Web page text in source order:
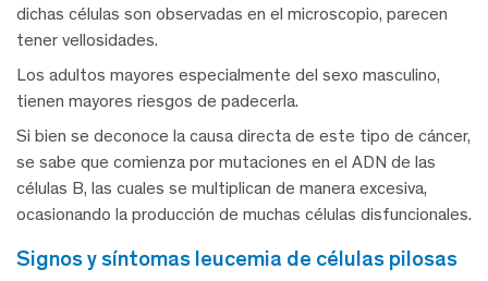
dichas células son observadas en el microscopio, parecen
tener vellosidades.
Los adultos mayores especialmente del sexo masculino,
tienen mayores riesgos de padecerla.
Si bien se deconoce la causa directa de este tipo de cáncer,
se sabe que comienza por mutaciones en el ADN de las
células B, las cuales se multiplican de manera excesiva,
ocasionando la producción de muchas células disfuncionales.
signos y síntomas leucemia de células pilosas